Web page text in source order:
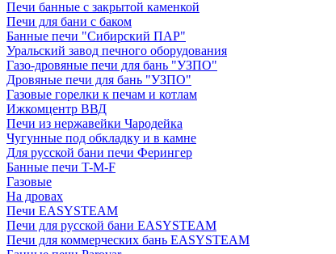
Печи банные с закрытой каменкой
Печи для бани с баком
Банные печи "Сибирский ПАР"
Уральский завод печного оборудования
Газо-дровяные печи для бань "УЗПО"
Дровяные печи для бань "УЗПО"
Газовые горелки к печам и котлам
Ижкомцентр ВВД
Печи из нержавейки Чародейка
Чугунные под обкладку и в камне
Для русской бани печи Ферингер
Банные печи T-M-F
Газовые
На дровах
Печи EASYSTEAM
Печи для русской бани EASYSTEAM
Печи для коммерческих бань EASYSTEAM